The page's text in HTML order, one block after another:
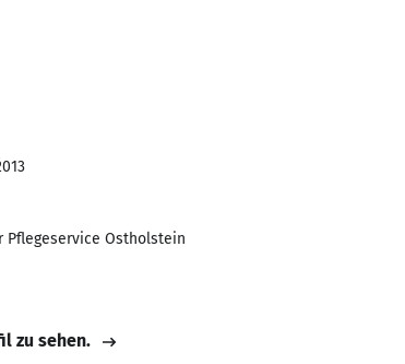
Pflegeservice Ostholstein
zu sehen.